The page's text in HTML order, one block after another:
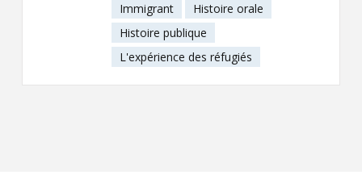
Immigrant
Histoire orale
Histoire publique
L'expérience des réfugiés